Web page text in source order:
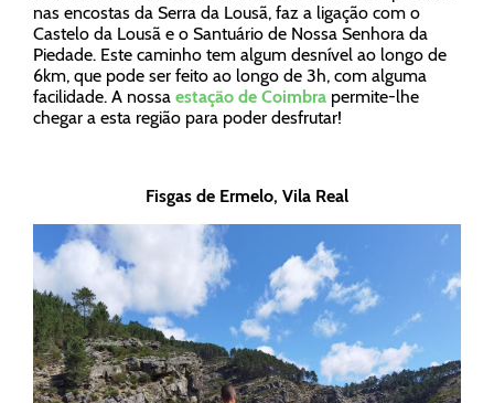
nas encostas da Serra da Lousã, faz a ligação com o
Castelo da Lousã e o Santuário de Nossa Senhora da
Piedade. Este caminho tem algum desnível ao longo de
6km, que pode ser feito ao longo de 3h, com alguma
facilidade. A nossa estação de Coimbra permite-lhe
chegar a esta região para poder desfrutar!
Fisgas de Ermelo, Vila Real